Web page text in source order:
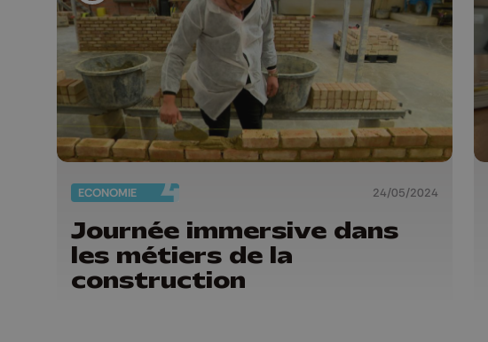
ECONOMIE 24/05/2024
Journée immersive dans
les métiers de la
construction